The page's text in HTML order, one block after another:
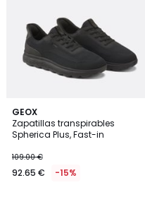
GEOX
Zapatillas transpirables
Spherica Plus, Fast-in
109.00 €
92.65 € -15%
5
/
5
2
Colores